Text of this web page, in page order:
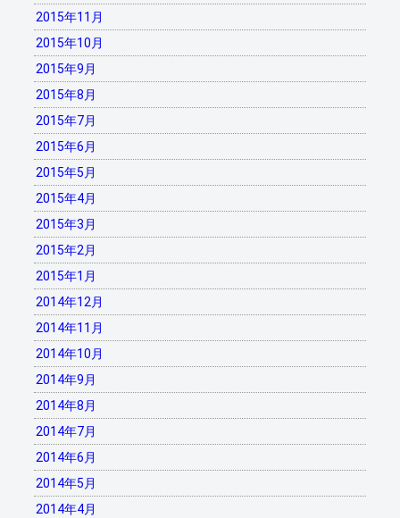
2015年11月
2015年10月
2015年9月
2015年8月
2015年7月
2015年6月
2015年5月
2015年4月
2015年3月
2015年2月
2015年1月
2014年12月
2014年11月
2014年10月
2014年9月
2014年8月
2014年7月
2014年6月
2014年5月
2014年4月